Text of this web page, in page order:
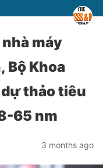
máy
Bộ Khoa
thảo tiêu
65 nm
3 months ago